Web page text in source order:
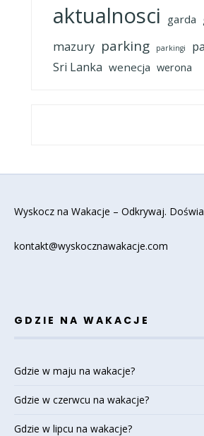
aktualnosci garda
mazury parking parkingi
Sri Lanka wenecja werona
Wyskocz na Wakacje – Odkrywaj.
kontakt@wyskocznawakacje.com
GDZIE NA WAKACJE
Gdzie w maju na wakacje?
Gdzie w czerwcu na wakacje?
Gdzie w lipcu na wakacje?